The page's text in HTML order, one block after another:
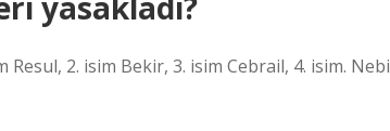
Resul, 2. isim Bekir, 3. isim Cebrail, 4. isim. Nebi